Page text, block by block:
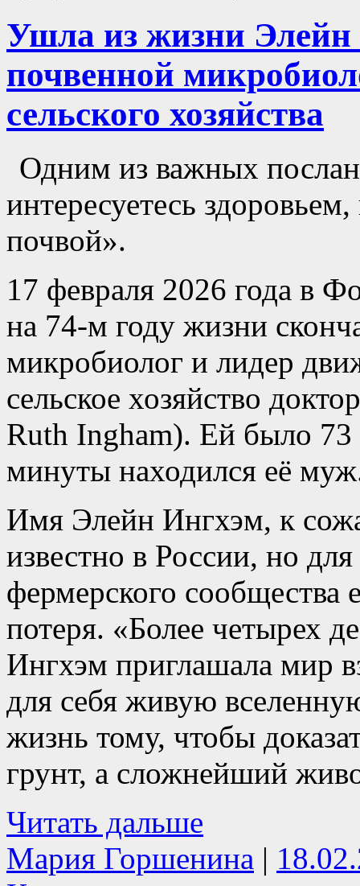
Ушла из жизни
почвенной
сельского хозяйства
Одним из важных
интересуетесь
почвой».
17 февраля 2026 года в
на 74-м году жизни
микробиолог и лидер
сельское хозяйство
Ruth Ingham). Ей было 73
минуты находился её
Имя Элейн Ингхэм, к
известно в России, но
фермерского
потеря. «Более четырех
Ингхэм приглашала мир
для себя живую
жизнь тому, чтобы
грунт, а сложнейший
Читать дальше
Мария Горшенина |